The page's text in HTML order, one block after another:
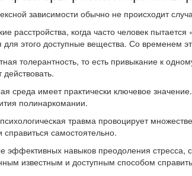
зависимости обычно не происходит
расстройства, когда часто человек
для этого доступные вещества. Со временем
толерантность, то есть привыкание к
действовать.
среда имеет практически ключевое
полинаркомании.
травма провоцирует
справиться самостоятельно.
эффективных навыков преодоления стресса,
известным и доступным способом